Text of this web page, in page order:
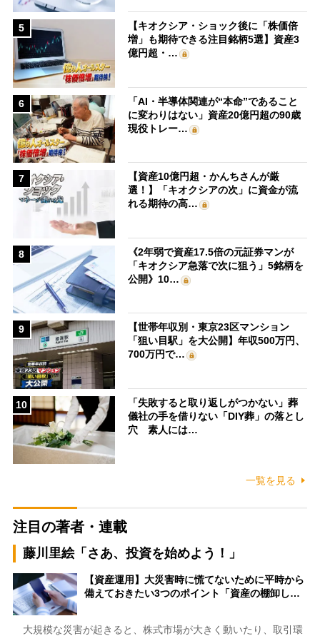
5
【キオクシア・ショック後に「株価倍
増」も期待できる注目銘柄5選】資産3
億円超・…
6
「AI・半導体関連が“本命”であること
に変わりはない」資産20億円超の90歳
現役トレー…
7
【資産10億円超・かんちさんが厳
選！】「キオクシアの次」に資金が流
れる期待の高…
8
《2年弱で資産17.5倍の元証券マンが
「キオクシア急落で次に狙う」5銘柄を
公開》10…
9
【世帯年収別・東京23区マンション
「狙い目駅」を大公開】年収500万円、
700万円で…
10
「失敗すると取り返しがつかない」葬
儀社の手を借りない「DIY葬」の落とし
穴 素人には…
一覧を見る
注目の著者・連載
藤川里絵「さあ、投資を始めよう！」
【資産運用】大災害時に慌てないために平時から
備えておきたい3つのポイント「資産の棚卸し…
大規模な災害が起きると、株式市場が大きく動いたり、取引環